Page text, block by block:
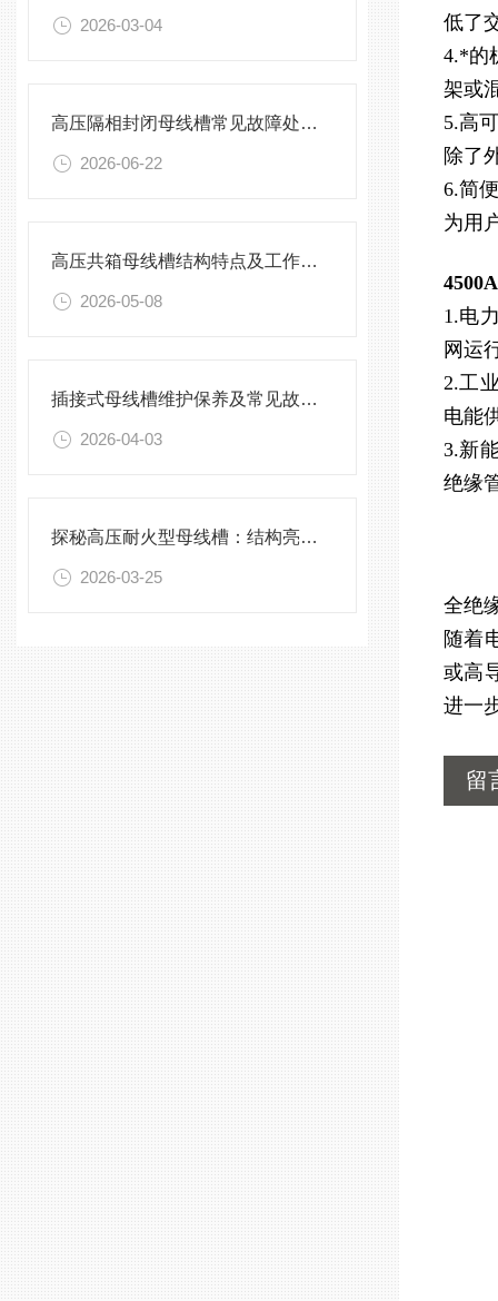
2026-03-04
高压隔相封闭母线槽常见故障处理方案
2026-06-22
高压共箱母线槽结构特点及工作原理
2026-05-08
插接式母线槽维护保养及常见故障处理指南
2026-04-03
探秘高压耐火型母线槽：结构亮点与实用效能
2026-03-25
低了
4.*的
架或
5.高
除了
6.简
为用
1.电
网运
2.工
电能
3.新
绝缘
全绝
随着
或高
进一
留